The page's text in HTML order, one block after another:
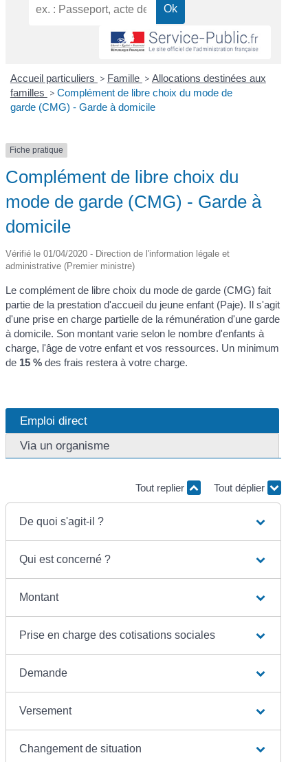
Accueil particuliers > Famille > Allocations destinées aux
familles > Complément de libre choix du mode de
garde (CMG) - Garde à domicile
Fiche pratique
Complément de libre choix du
mode de garde (CMG) - Garde à
domicile
Vérifié le 01/04/2020 - Direction de l'information légale et
administrative (Premier ministre)
Le complément de libre choix du mode de garde (CMG) fait
partie de la prestation d'accueil du jeune enfant (Paje). Il s'agit
d'une prise en charge partielle de la rémunération d'une garde
à domicile. Son montant varie selon le nombre d'enfants à
charge, l'âge de votre enfant et vos ressources. Un minimum
de 15 % des frais restera à votre charge.
Emploi direct
Via un organisme
Tout replier Tout déplier
De quoi s'agit-il ?
Qui est concerné ?
Montant
Prise en charge des cotisations sociales
Demande
Versement
Changement de situation